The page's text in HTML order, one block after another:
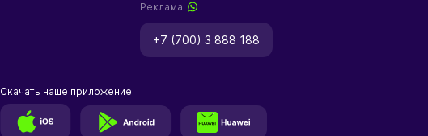
Реклама
+7 (700) 3 888 188
Скачать наше приложение